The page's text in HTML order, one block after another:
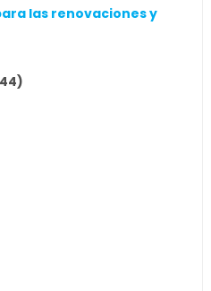
las renovaciones y